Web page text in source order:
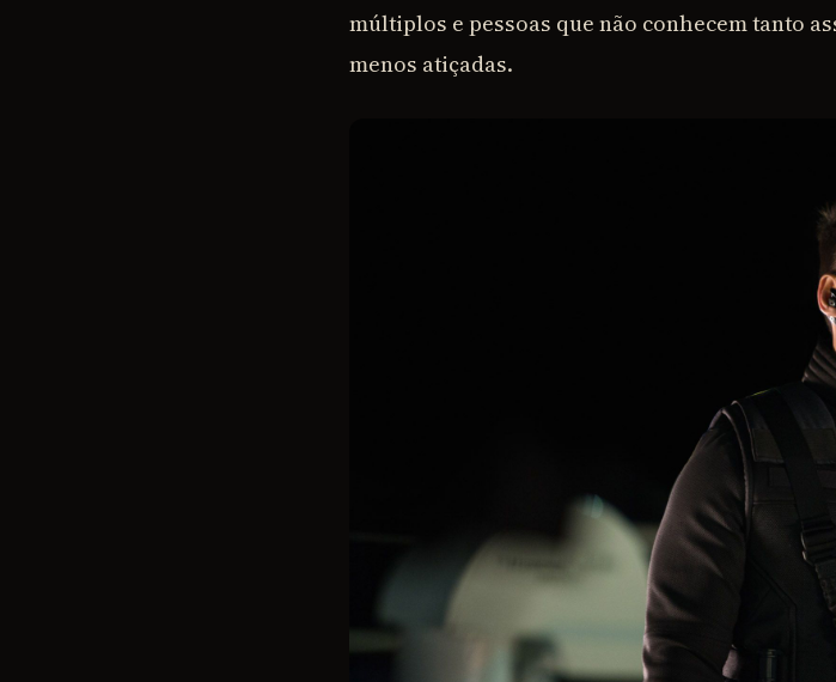
múltiplos e pessoas que não conhecem tanto
menos atiçadas.